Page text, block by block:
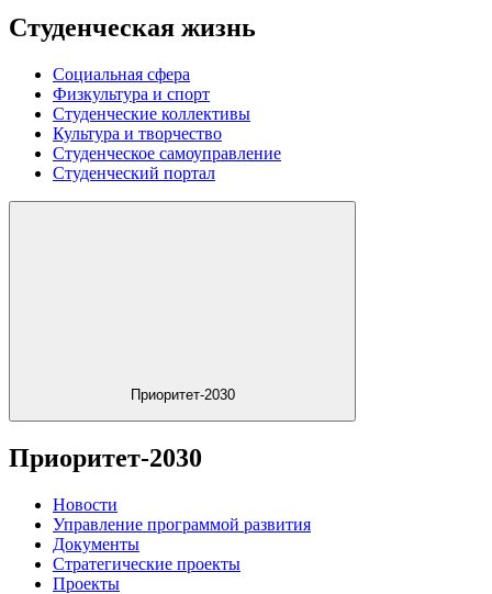
Студенческая жизнь
Социальная сфера
Физкультура и спорт
Студенческие коллективы
Культура и творчество
Студенческое самоуправление
Студенческий портал
Приоритет-2030
Приоритет-2030
Новости
Управление программой развития
Документы
Стратегические проекты
Проекты